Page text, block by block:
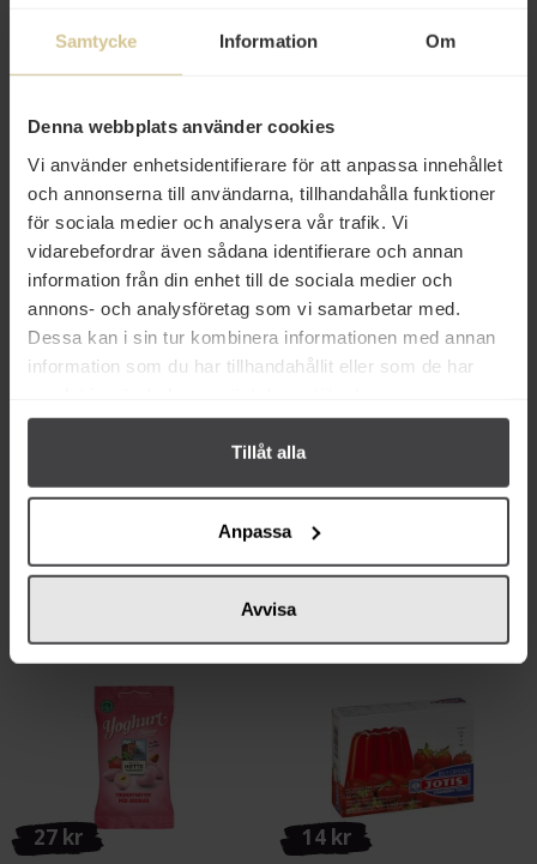
Samtycke Information Om
Denna webbplats använder cookies
Vi använder enhetsidentifierare för att anpassa innehållet
och annonserna till användarna, tillhandahålla funktioner
för sociala medier och analysera vår trafik. Vi
vidarebefordrar även sådana identifierare och annan
information från din enhet till de sociala medier och
annons- och analysföretag som vi samarbetar med.
Dessa kan i sin tur kombinera informationen med annan
information som du har tillhandahållit eller som de har
Tillåt alla
Anpassa
Avvisa
Andra köper även
45 kr
Hikkibiskus Sparkling
79 kr
Merry Glasstopping Jordgubb
Relaterade varor
27 kr 14 kr